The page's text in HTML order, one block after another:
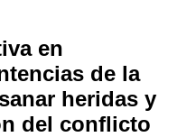
en
de la
heridas y
del conflicto